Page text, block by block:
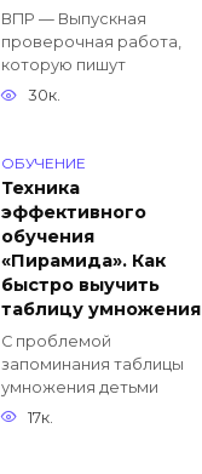
ВПР — Выпускная
проверочная работа,
которую пишут
30к.
ОБУЧЕНИЕ
Техника
эффективного
обучения
«Пирамида». Как
быстро выучить
таблицу умножения
С проблемой
запоминания таблицы
умножения детьми
17к.